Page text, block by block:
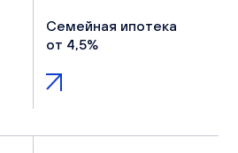
Семейная ипотека
от 4,5%